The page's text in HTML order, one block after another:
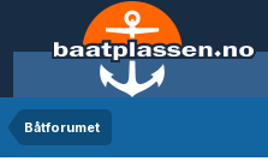
Båtforumet